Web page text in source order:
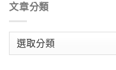
文章分類